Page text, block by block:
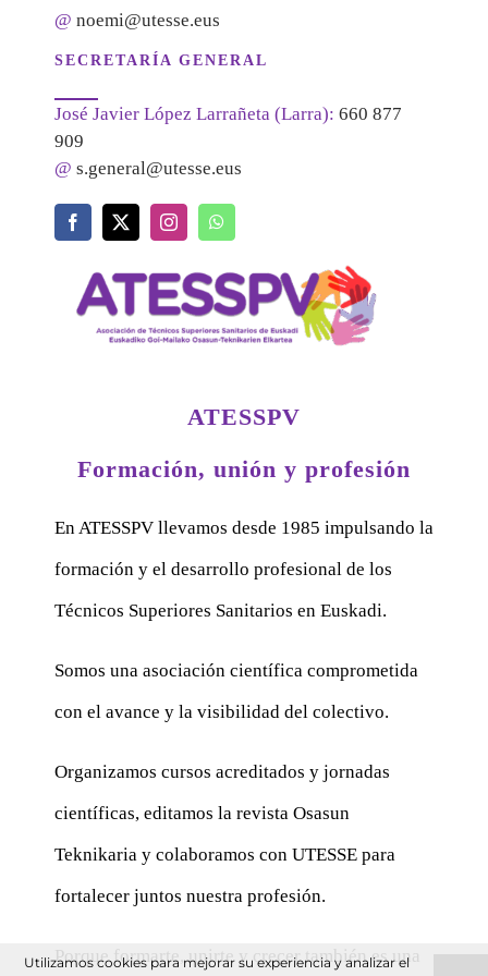
@ noemi@utesse.eus
SECRETARÍA GENERAL
José Javier López Larrañeta (Larra): 660 877
909
@ s.general@utesse.eus
ATESSPV
Formación, unión y profesión
En ATESSPV llevamos desde 1985 impulsando la
formación y el desarrollo profesional de los
Técnicos Superiores Sanitarios en Euskadi.
Somos una asociación científica comprometida
con el avance y la visibilidad del colectivo.
Organizamos cursos acreditados y jornadas
científicas, editamos la revista Osasun
Teknikaria y colaboramos con UTESSE para
fortalecer juntos nuestra profesión.
Porque formarte, unirte y crecer también es una
Utilizamos cookies para mejorar su experiencia y analizar el